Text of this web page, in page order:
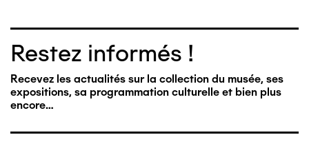
Restez informés !
Recevez les actualités sur la collection du musée, ses
expositions, sa programmation culturelle et bien plus
encore…